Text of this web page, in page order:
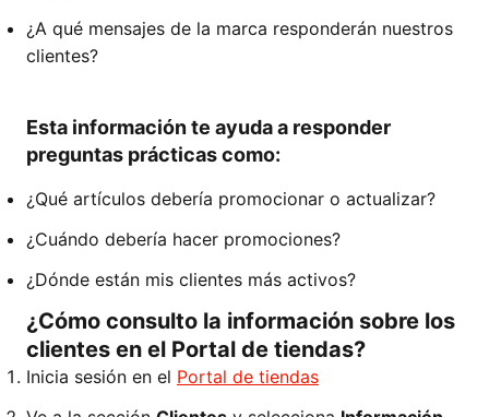
¿A qué mensajes de la marca responderán nuestros
clientes?
Esta información te ayuda a responder
preguntas prácticas como:
¿Qué artículos debería promocionar o actualizar?
¿Cuándo debería hacer promociones?
¿Dónde están mis clientes más activos?
¿Cómo consulto la información sobre los
clientes en el Portal de tiendas?
Inicia sesión en el Portal de tiendas